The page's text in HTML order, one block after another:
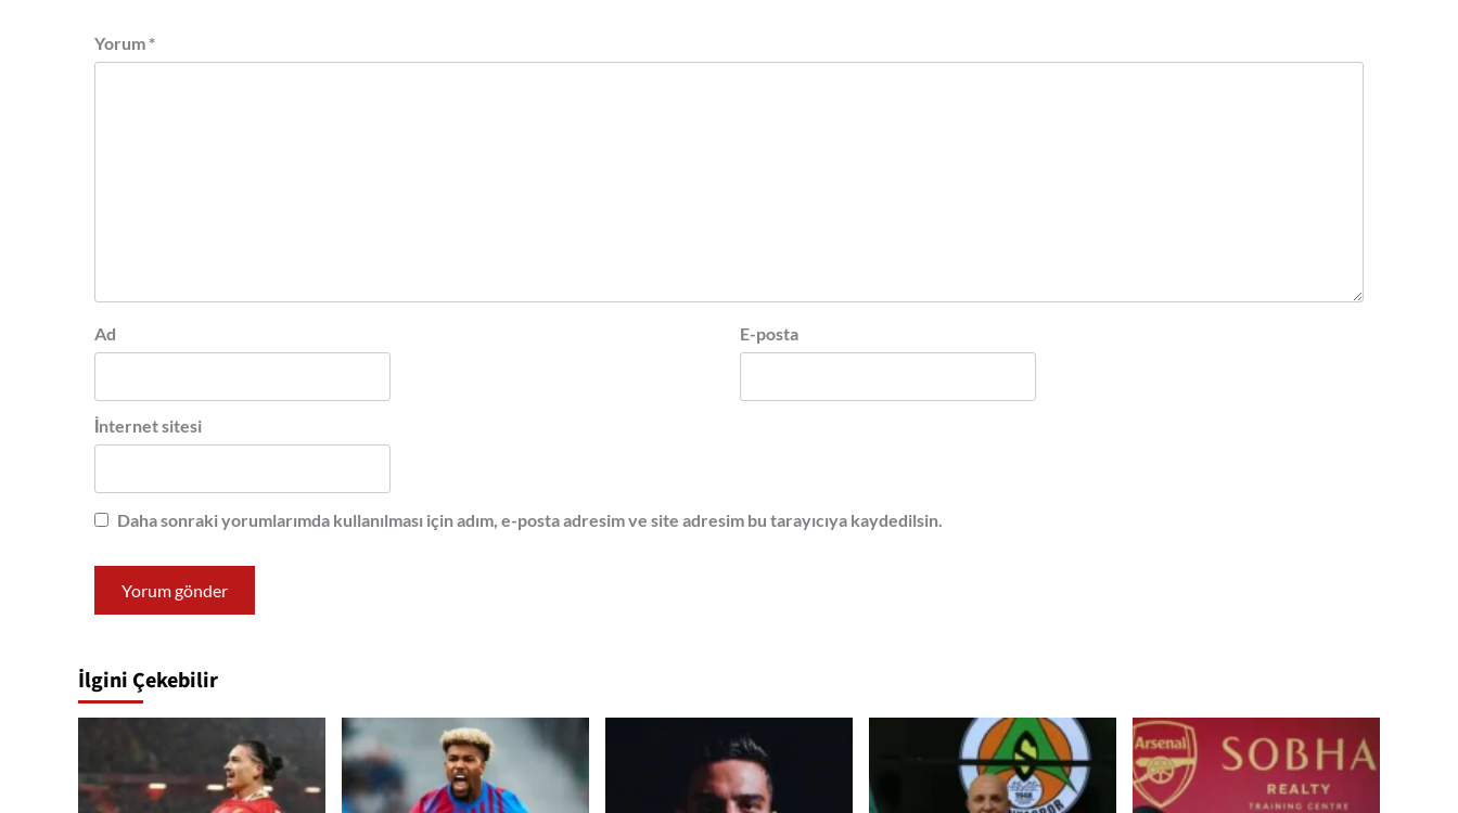
Yorum *
Ad E-posta
İnternet sitesi
Daha sonraki yorumlarımda kullanılması için adım, e-posta adresim ve site adresim bu tarayıcıya kaydedilsin.
İlgini Çekebilir